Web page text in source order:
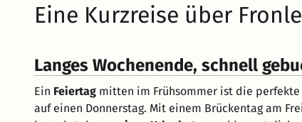
Eine Kurzreise über
Langes Wochenende, schnell
Ein Feiertag mitten im Frühsommer ist die
auf einen Donnerstag. Mit einem Brückentag am